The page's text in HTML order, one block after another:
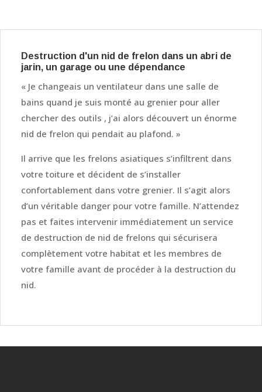
Destruction d'un nid de frelon dans un abri de
jarin, un garage ou une dépendance
« Je changeais un ventilateur dans une salle de
bains quand je suis monté au grenier pour aller
chercher des outils , j’ai alors découvert un énorme
nid de frelon qui pendait au plafond. »
Il arrive que les frelons asiatiques s’infiltrent dans
votre toiture et décident de s’installer
confortablement dans votre grenier. Il s’agit alors
d’un véritable danger pour votre famille. N’attendez
pas et faites intervenir immédiatement un service
de destruction de nid de frelons qui sécurisera
complètement votre habitat et les membres de
votre famille avant de procéder à la destruction du
nid.